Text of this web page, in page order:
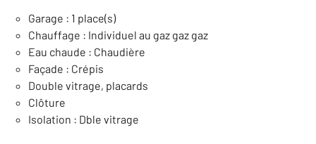
Garage : 1 place(s)
Chauffage : Individuel au gaz gaz gaz
Eau chaude : Chaudière
Façade : Crépis
Double vitrage, placards
Clôture
Isolation : Dble vitrage